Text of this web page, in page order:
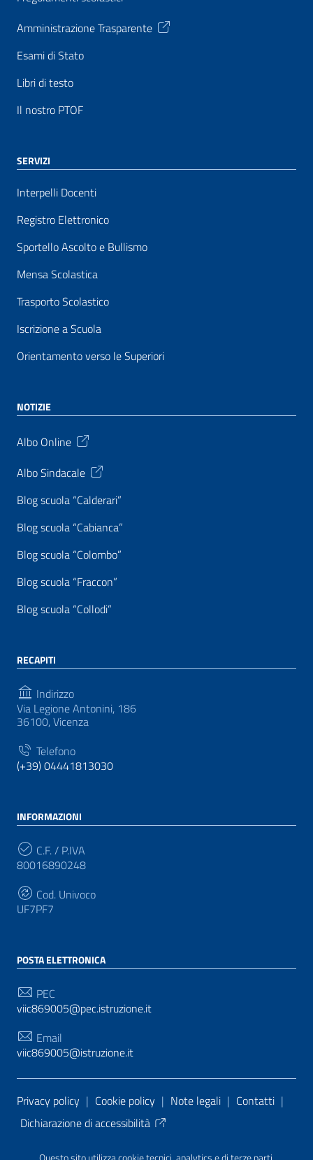
Amministrazione Trasparente
Esami di Stato
Libri di testo
Il nostro PTOF
SERVIZI
Interpelli Docenti
Registro Elettronico
Sportello Ascolto e Bullismo
Mensa Scolastica
Trasporto Scolastico
Iscrizione a Scuola
Orientamento verso le Superiori
NOTIZIE
Albo Online
Albo Sindacale
Blog scuola “Calderari”
Blog scuola “Cabianca”
Blog scuola “Colombo”
Blog scuola “Fraccon”
Blog scuola “Collodi”
RECAPITI
Indirizzo
Via Legione Antonini, 186
36100, Vicenza
Telefono
(+39) 04441813030
INFORMAZIONI
C.F. / P.IVA
80016890248
Cod. Univoco
UF7PF7
POSTA ELETTRONICA
PEC
viic869005@pec.istruzione.it
Email
viic869005@istruzione.it
Sezione Link Utili
Privacy policy | Cookie policy | Note legali | Contatti |
Dichiarazione di accessibilità